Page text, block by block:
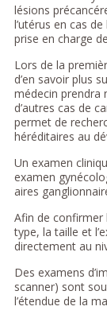
lésions
l’utérus en cas
prise en charge
Lors de la
d’en savoir plus
médecin prendra
d’autres cas de
permet de
héréditaires au
Un examen
examen
aires
Afin de confirmer
type, la taille et
directement au
Des examens
scanner) sont
l’étendue de la